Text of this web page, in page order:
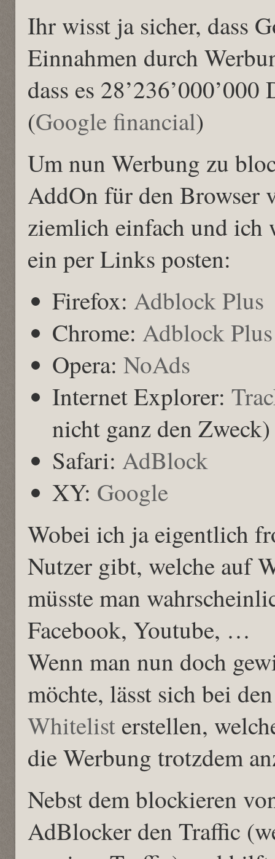
Ihr wisst ja sicher, dass
Einnahmen durch
dass es
(Google financial)
Um nun Werbung zu
AddOn für den Browser
ziemlich einfach und ich
ein per Links posten:
Firefox: Adblock Plus
Chrome: Adblock Plus
Opera: NoAds
Internet Explorer:
nicht ganz den Zweck)
Safari: AdBlock
XY: Google
Wobei ich ja eigentlich
Nutzer gibt, welche auf
müsste man
Facebook, Youtube, …
Wenn man nun doch
möchte, lässt sich bei
Whitelist erstellen,
die Werbung trotzdem
Nebst dem blockieren
AdBlocker den Traffic